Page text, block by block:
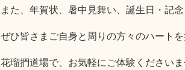
また、年賀状、暑中見舞い、誕生日・記
ぜひ皆さまご自身と周りの方々のハート
花瑠捫道場で、お気軽にご体験ください